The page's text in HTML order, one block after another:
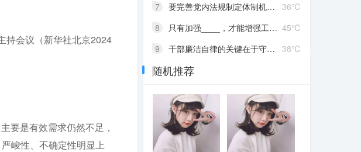
持会议（新华社北京2024
要是有效需求仍然不足，
峻性、不确定性明显上
36℃
7
要完善党内法规制定体制机制，注重党内法规同国家法律的衔接和协调，构建以____为根本、若干配套党内法规为支撑的党内法规制度体系，提高党内法规____。党章等党规对党员的要求____，党员不仅要严格遵守法律法规，而且要严格遵守党章等党规，对自己提出更高要求
45℃
8
只有加强____，才能增强工作的科学性、领见性、主动性，才能使领导和决策体现时代性、把握规律性、富于创造性，避免陷入少知而迷、不知而盲、无知而乱的困境，才能克服本领不足、本领恐慌、本领落后的问题
38℃
9
干部廉洁自律的关键在于守住底线。只要能守住____的底线，就能守住党和人民交给自己的政治责任，守住自己的政治生命线，守住正确的人生价值观。所有领导干部都必须把____当作政治必修课来认真对待，决不能把权力变成牟取个人或少数人私利的工具，永葆共产党人政治本色
10 严明党的纪律，首要的就是严明政治纪律。党的纪律是多方面的，但____是最重要、最根本、最关键的纪律，遵守党的政治纪律是遵守党的全部纪律的重要基础。政治纪律是各级党组织和全体党员在____、____、____、____、____方面必须遵守的规矩，是维护党的团结统一的根本保证
随机推荐